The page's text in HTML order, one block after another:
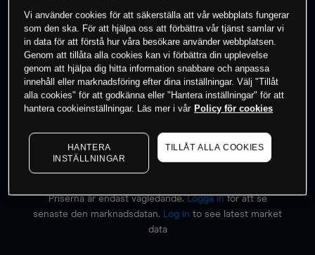
0% av kunderna har en position i detta
instrument
Börja handla
Priserna är endast vägledande.Logga inför att se
senaste den marknadsdatan.
Log in to see latest market
data
Vi använder cookies för att säkerställa att vår webbplats fungerar
som den ska. För att hjälpa oss att förbättra vår tjänst samlar vi
in data för att förstå hur våra besökare använder webbplatsen.
Genom att tillåta alla cookies kan vi förbättra din upplevelse
genom att hjälpa dig hitta information snabbare och anpassa
innehåll eller marknadsföring efter dina inställningar. Välj "Tillåt
alla cookies" för att godkänna eller "Hantera inställningar" för att
hantera cookieinställningar. Läs mer i vår Policy för cookies
HANTERA
INSTÄLLNINGAR
TILLÅT ALLA COOKIES